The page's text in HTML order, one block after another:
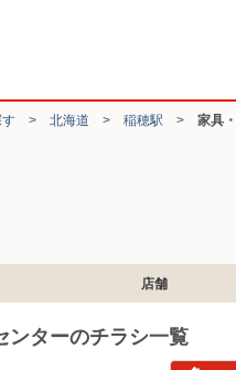
> 北海道 > 稲穂駅 > 家具
店舗
ンターのチラシ一覧